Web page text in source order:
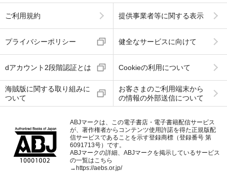
ご利用規約 提供事業者等に関する表示
プライバシーポリシー 健全なサービスに向けて
dアカウント2段階認証とは Cookieの利用について
海賊版に関する取り組みに
ついて
お客さまのご利用端末から
の情報の外部送信について
ABJマークは、この電子書店・電子書籍配信サービス
が、著作権者からコンテンツ使用許諾を得た正規版配
信サービスであることを示す登録商標（登録番号 第
6091713号）です。
ABJマークの詳細、ABJマークを掲示しているサービス
の一覧はこちら
→https://aebs.or.jp/